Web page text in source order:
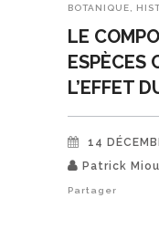
BOTANIQUE,
LE
ESPÈCES
L’EFFET
14
Patrick
Partager